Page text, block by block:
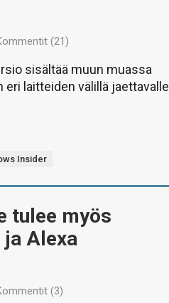
(21)
sisältää muun muassa
eri laitteiden välillä jaettavalle
Insider
tulee myös
Alexa
(3)